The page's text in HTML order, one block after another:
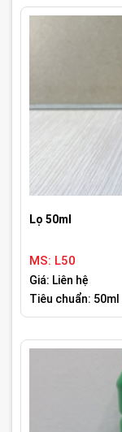
Lọ 50ml
MS: L50
Giá: Liên hệ
Tiêu chuẩn: 50ml